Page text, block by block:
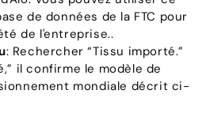
de données de la FTC pour
de l'entreprise..
: Rechercher “Tissu importé.”
il confirme le modèle de
mondiale décrit ci-